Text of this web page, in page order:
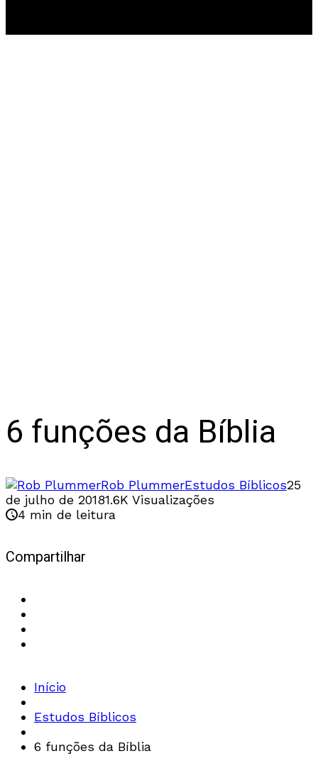
6 funções da Bíblia
Rob PlummerEstudos Bíblicos25
de julho de 20181.6K Visualizações
4 min de leitura
Compartilhar
Início
Estudos Bíblicos
6 funções da Bíblia